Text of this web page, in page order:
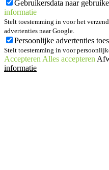
Gebruikersdata naar
informatie
Stelt toestemming in voor het
advertenties naar Google.
Persoonlijke advertenties
Stelt toestemming in voor
Accepteren Alles accepteren
informatie